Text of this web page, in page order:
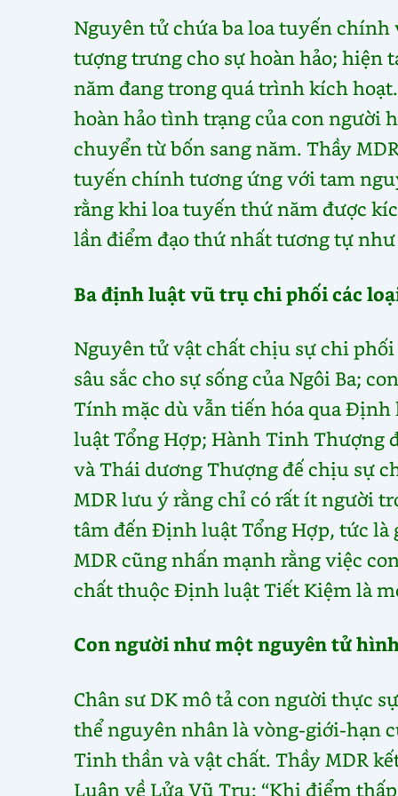
Nguyên tử chứa ba loa tuyến
tượng trưng cho sự hoàn hảo; hiện
năm đang trong quá trình kích
hoàn hảo tình trạng của con người
chuyển từ bốn sang năm. Thầy
tuyến chính tương ứng với tam
rằng khi loa tuyến thứ năm được
lần điểm đạo thứ nhất tương tự
Ba định luật vũ trụ chi phối các
Nguyên tử vật chất chịu sự chi
sâu sắc cho sự sống của Ngôi Ba;
Tính mặc dù vẫn tiến hóa qua
luật Tổng Hợp; Hành Tinh Thượng
và Thái dương Thượng đế chịu sự
MDR lưu ý rằng chỉ có rất ít người
tâm đến Định luật Tổng Hợp, tức là
MDR cũng nhấn mạnh rằng việc
chất thuộc Định luật Tiết Kiệm là
Con người như một nguyên tử
Chân sư DK mô tả con người thực
thể nguyên nhân là vòng-giới-hạn
Tinh thần và vật chất. Thầy MDR
Luận về Lửa Vũ Trụ: “Khi điểm